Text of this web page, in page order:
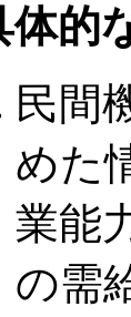
体的
民間
めた
業能
の需